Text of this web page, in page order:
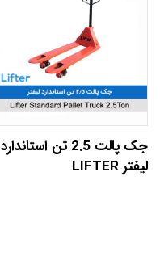
جک پالت 2.5 تن استاندارد
لیفتر LIFTER